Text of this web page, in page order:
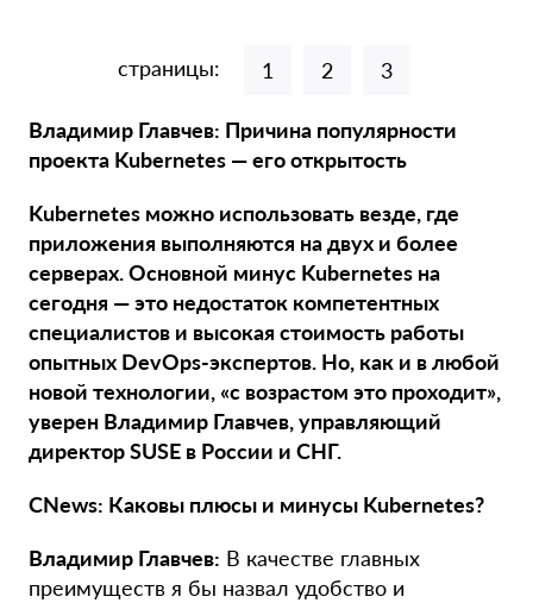
страницы: 1 2 3
Владимир Главчев: Причина популярности
проекта Kubernetes — его открытость
Kubernetes можно использовать везде, где
приложения выполняются на двух и более
серверах. Основной минус Kubernetes на
сегодня — это недостаток компетентных
специалистов и высокая стоимость работы
опытных DevOps-экспертов. Но, как и в любой
новой технологии, «с возрастом это проходит»,
уверен Владимир Главчев, управляющий
директор SUSE в России и СНГ.
CNews: Каковы плюсы и минусы Kubernetes?
Владимир Главчев: В качестве главных
преимуществ я бы назвал удобство и